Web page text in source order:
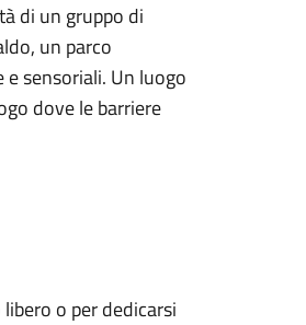
di un gruppo di
un parco
sensoriali. Un luogo
dove le barriere
o per dedicarsi